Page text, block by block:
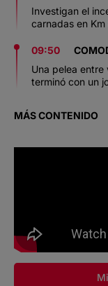
Investigan el
carnadas en Km
09:50
Una pelea
terminó con un
MÁS CONTENIDO